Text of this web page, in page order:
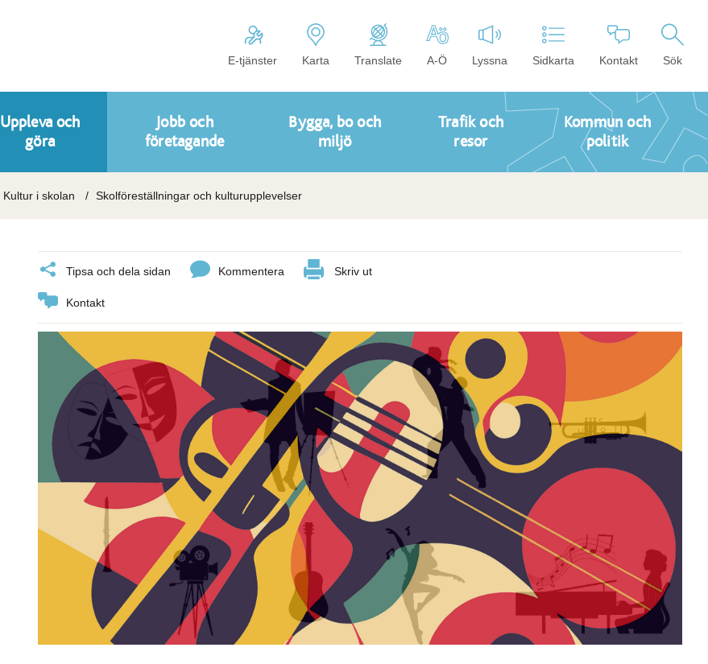
E-tjänster Karta Translate A-Ö Lyssna Sidkarta Kontakt Sök
Uppleva och
göra
Jobb och
företagande
Bygga, bo och
miljö
Trafik och
resor
Kommun och
politik
Kultur i skolan Skolföreställningar och kulturupplevelser
Tipsa och dela sidan Kommentera Skriv ut
Kontakt